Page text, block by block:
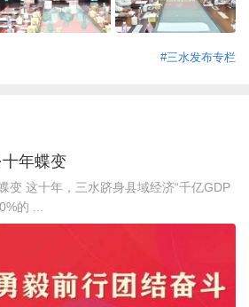
#三水发布专栏
年蝶变
变 这十年，三水跻身县域经济“千亿GDP
的 ...